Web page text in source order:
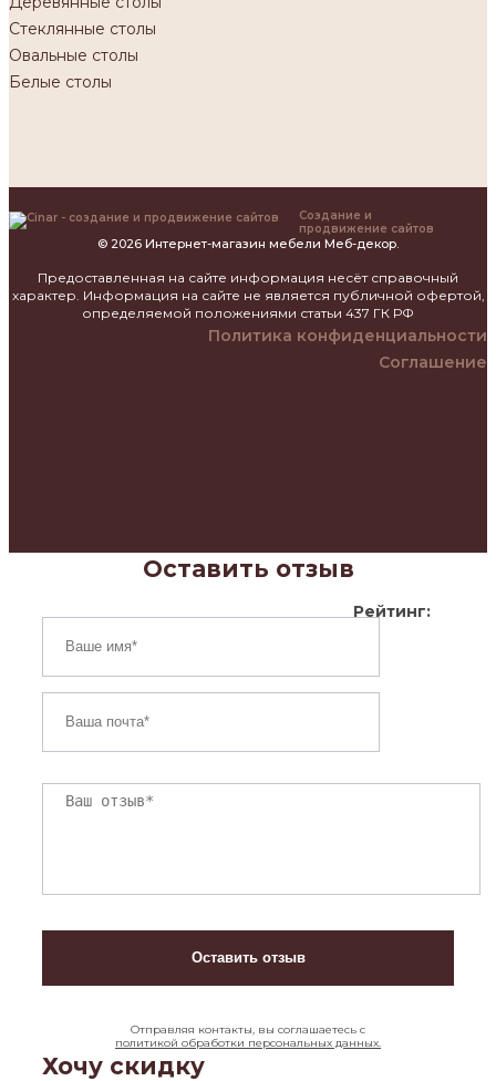
Стеклянные столы
Овальные столы
Белые столы
Создание и
продвижение сайтов
© 2026 Интернет-магазин мебели Меб-декор.
Предоставленная на сайте информация несёт справочный
характер. Информация на сайте не является публичной офертой,
определяемой положениями статьи 437 ГК РФ
Политика конфиденциальности
Соглашение
Оставить отзыв
Рейтинг:
Отправляя контакты, вы соглашаетесь с
политикой обработки персональных данных.
Хочу скидку